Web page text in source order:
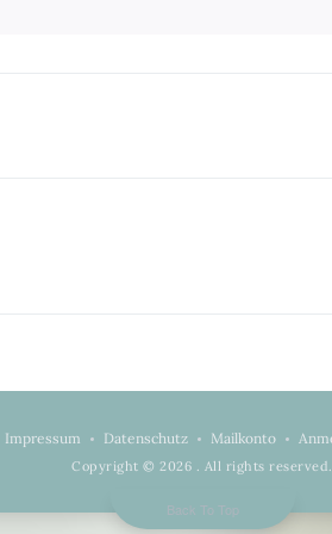
Impressum Datenschutz Mailkonto
Copyright © 2026 . All rights reserved.
Back To Top